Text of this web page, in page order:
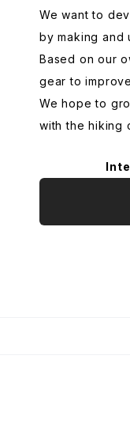
We want to
by making and
Based on our
gear to
We hope to
with the hiking